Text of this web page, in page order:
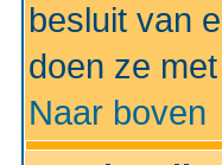
besluit van
doen ze
Naar boven